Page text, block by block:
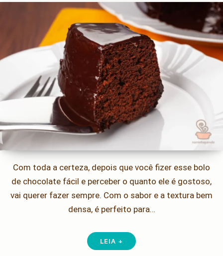
Com toda a certeza, depois que você fizer esse bolo
de chocolate fácil e perceber o quanto ele é gostoso,
vai querer fazer sempre. Com o sabor e a textura bem
densa, é perfeito para…
LEIA +